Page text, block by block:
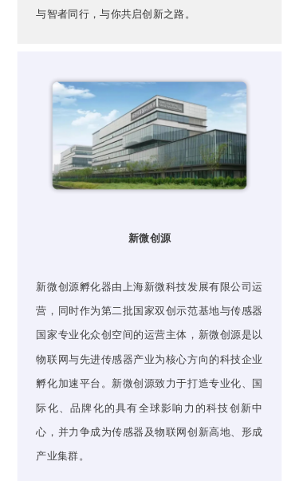
与智者同行，与你共启创新之路。
新微创源
新微创源孵化器由上海新微科技发展有限公司运
营，同时作为第二批国家双创示范基地与传感器
国家专业化众创空间的运营主体，新微创源是以
物联网与先进传感器产业为核心方向的科技企业
孵化加速平台。新微创源致力于打造专业化、国
际化、品牌化的具有全球影响力的科技创新中
心，并力争成为传感器及物联网创新高地、形成
产业集群。